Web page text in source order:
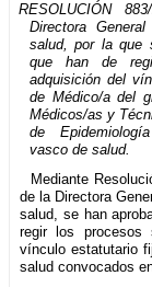
RESOLUCIÓN
Directora
salud, por la que
que han de
adquisición del
de Médico/a del
Médicos/as y
de
vasco de salud.
Mediante
de la Directora
salud, se han
regir los procesos
vínculo estatutario
salud convocados